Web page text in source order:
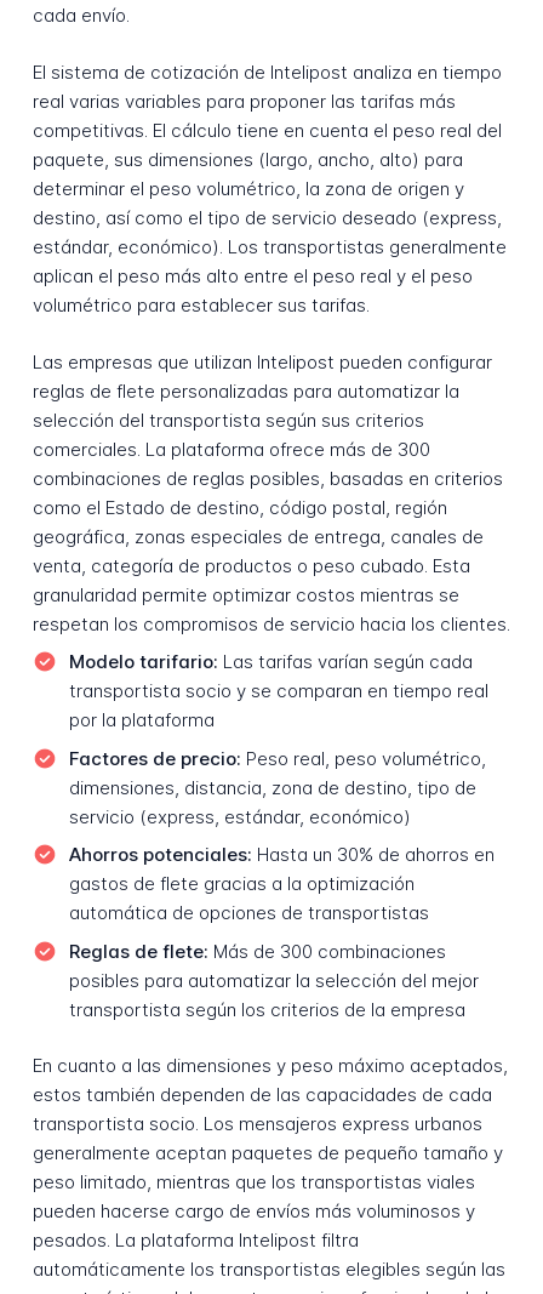
cada envío.
El sistema de cotización de Intelipost analiza en tiempo
real varias variables para proponer las tarifas más
competitivas. El cálculo tiene en cuenta el peso real del
paquete, sus dimensiones (largo, ancho, alto) para
determinar el peso volumétrico, la zona de origen y
destino, así como el tipo de servicio deseado (express,
estándar, económico). Los transportistas generalmente
aplican el peso más alto entre el peso real y el peso
volumétrico para establecer sus tarifas.
Las empresas que utilizan Intelipost pueden configurar
reglas de flete personalizadas para automatizar la
selección del transportista según sus criterios
comerciales. La plataforma ofrece más de 300
combinaciones de reglas posibles, basadas en criterios
como el Estado de destino, código postal, región
geográfica, zonas especiales de entrega, canales de
venta, categoría de productos o peso cubado. Esta
granularidad permite optimizar costos mientras se
respetan los compromisos de servicio hacia los clientes.
Modelo tarifario: Las tarifas varían según cada
transportista socio y se comparan en tiempo real
por la plataforma
Factores de precio: Peso real, peso volumétrico,
dimensiones, distancia, zona de destino, tipo de
servicio (express, estándar, económico)
Ahorros potenciales: Hasta un 30% de ahorros en
gastos de flete gracias a la optimización
automática de opciones de transportistas
Reglas de flete: Más de 300 combinaciones
posibles para automatizar la selección del mejor
transportista según los criterios de la empresa
En cuanto a las dimensiones y peso máximo aceptados,
estos también dependen de las capacidades de cada
transportista socio. Los mensajeros express urbanos
generalmente aceptan paquetes de pequeño tamaño y
peso limitado, mientras que los transportistas viales
pueden hacerse cargo de envíos más voluminosos y
pesados. La plataforma Intelipost filtra
automáticamente los transportistas elegibles según las